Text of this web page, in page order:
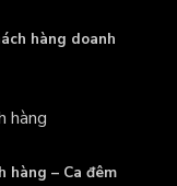
hàng doanh
hàng
hàng – Ca đêm